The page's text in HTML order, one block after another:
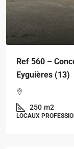
Ref 560 –
Eyguières (13)
250 m2
LOCAUX